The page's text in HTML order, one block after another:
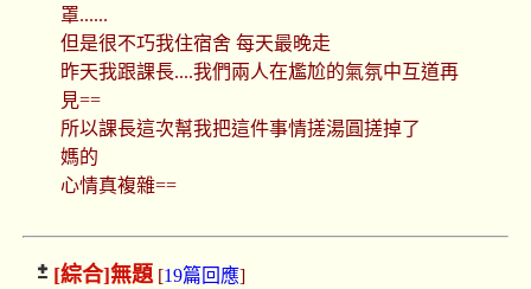
罩......
但是很不巧我住宿舍 每天最晚走
昨天我跟課長....我們兩人在尷尬的氣氛中互道再
見==
所以課長這次幫我把這件事情搓湯圓搓掉了
媽的
心情真複雜==
[綜合]無題[19篇回應]